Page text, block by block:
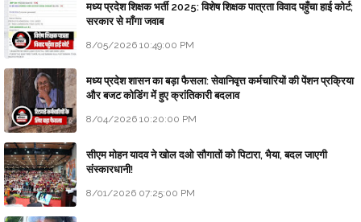
मध्य प्रदेश शिक्षक भर्ती 2025: विशेष शिक्षक पात्रता विवाद पहुँचा हाई कोर्ट;
सरकार से माँगा जवाब
8/05/2026 10:49:00 PM
मध्य प्रदेश शासन का बड़ा फैसला: सेवानिवृत्त कर्मचारियों की पेंशन प्रक्रिया
और बजट कोडिंग में हुए क्रांतिकारी बदलाव
8/04/2026 10:20:00 PM
सीएम मोहन यादव ने खोल दओ सौगातों को पिटारा, भैया, बदल जाएगी
संस्कारधानी!
8/01/2026 07:25:00 PM